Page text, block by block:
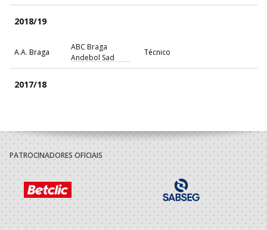
2018/19
A.A. Braga
ABC Braga
Andebol Sad
Técnico
2017/18
2016/17
A.A. Braga
ABC Braga
Andebol Sad
Técnico
2015/16
PATROCINADORES OFICIAIS